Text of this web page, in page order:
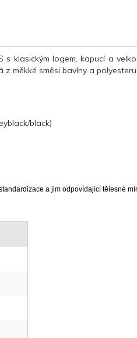
s klasickým logem, kapucí a
z měkké směsi bavlny a
black)
a jim odpovídající tělesné